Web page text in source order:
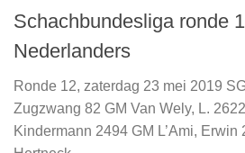
Schachbundesliga ronde
Nederlanders
Ronde 12, zaterdag 23 mei 2019
Zugzwang 82 GM Van Wely, L.
Kindermann 2494 GM L’Ami, Erwin